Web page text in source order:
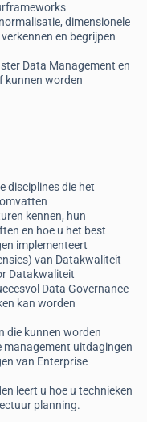
dimensionele
en begrijpen
Data Management en
kunnen worden
disciplines die het
kennen, hun
en hoe u het best
implementeert
van Datakwaliteit
Datakwaliteit
Data Governance
kan worden
die kunnen worden
management uitdagingen
van Enterprise
leert u hoe u technieken
planning.